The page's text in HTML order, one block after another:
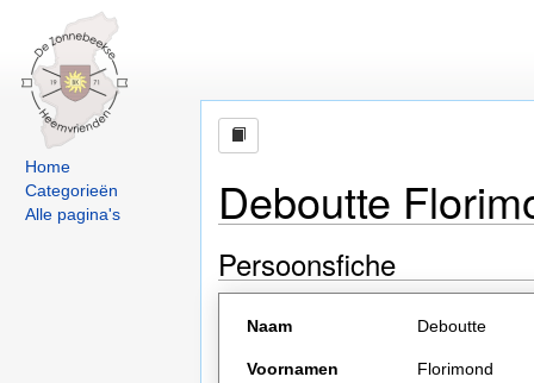
Home
Categorieën
Alle pagina's
Deboutte
Persoonsfiche
Naam Deboutte
Voornamen
Florimond